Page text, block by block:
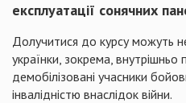
експлуатації сонячних
Долучитися до курсу можуть
українки, зокрема, внутрішньо
демобілізовані учасники
інвалідністю внаслідок війни.